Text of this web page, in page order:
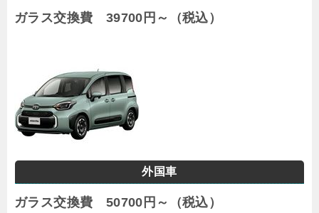
ガラス交換費 39700円～（税込）
外国車
ガラス交換費 50700円～（税込）